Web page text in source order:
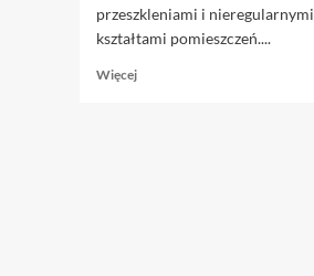
przeszkleniami i nieregularnymi
kształtami pomieszczeń....
WięcejDowiedz